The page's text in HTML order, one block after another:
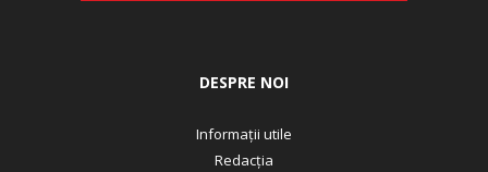
DESPRE NOI
Informații utile
Redacția